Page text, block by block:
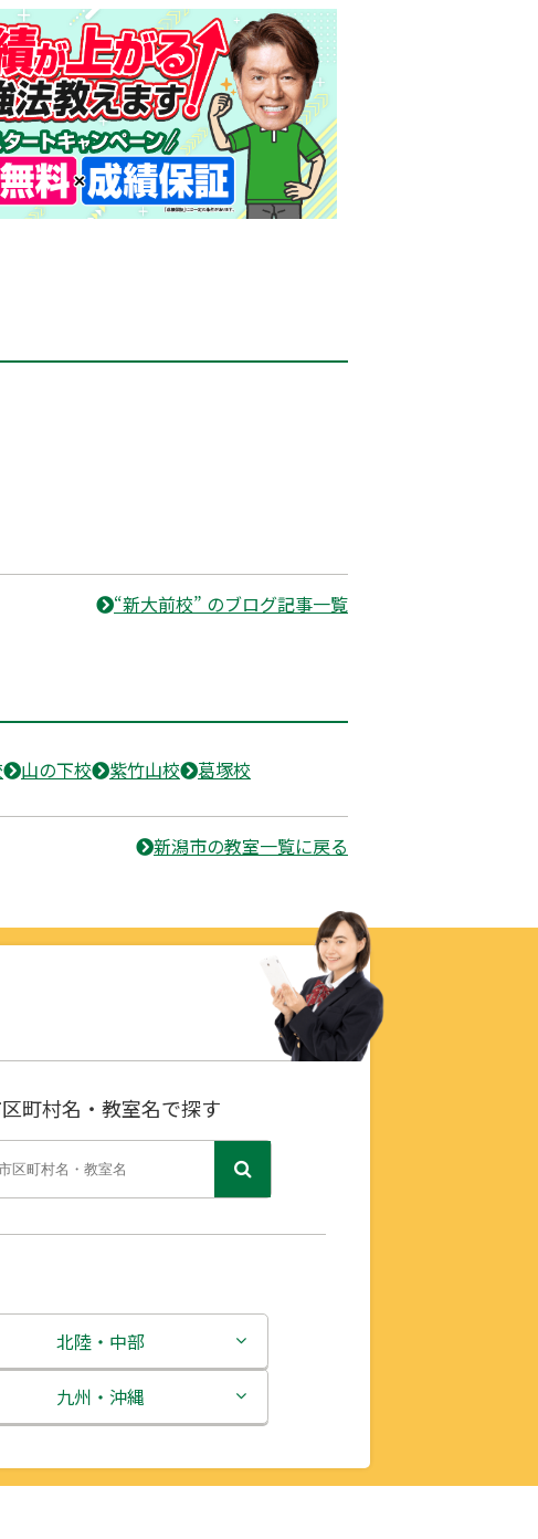
“新大前校” のブログ記事一覧
山の下校 紫竹山校 葛塚校
新潟市の教室一覧に戻る
町村名・教室名で探す
北陸・中部
新潟県
九州・沖縄